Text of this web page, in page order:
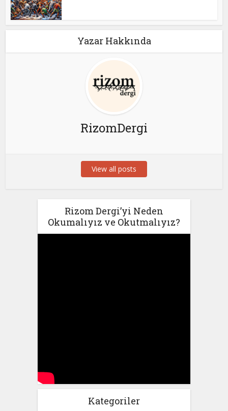
Yazar Hakkında
RizomDergi
View all posts
Rizom Dergi’yi Neden
Okumalıyız ve Okutmalıyız?
Kategoriler